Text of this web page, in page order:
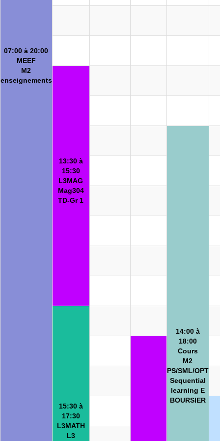
07:00 à 20:00
MEEF
M2
enseignements
13:30 à
15:30
L3MAG
Mag304
TD-Gr 1
14:00 à
18:00
Cours
M2
PS/SML/OPT
Sequential
learning E
BOURSIER
15:30 à
17:30
L3MATH
L3